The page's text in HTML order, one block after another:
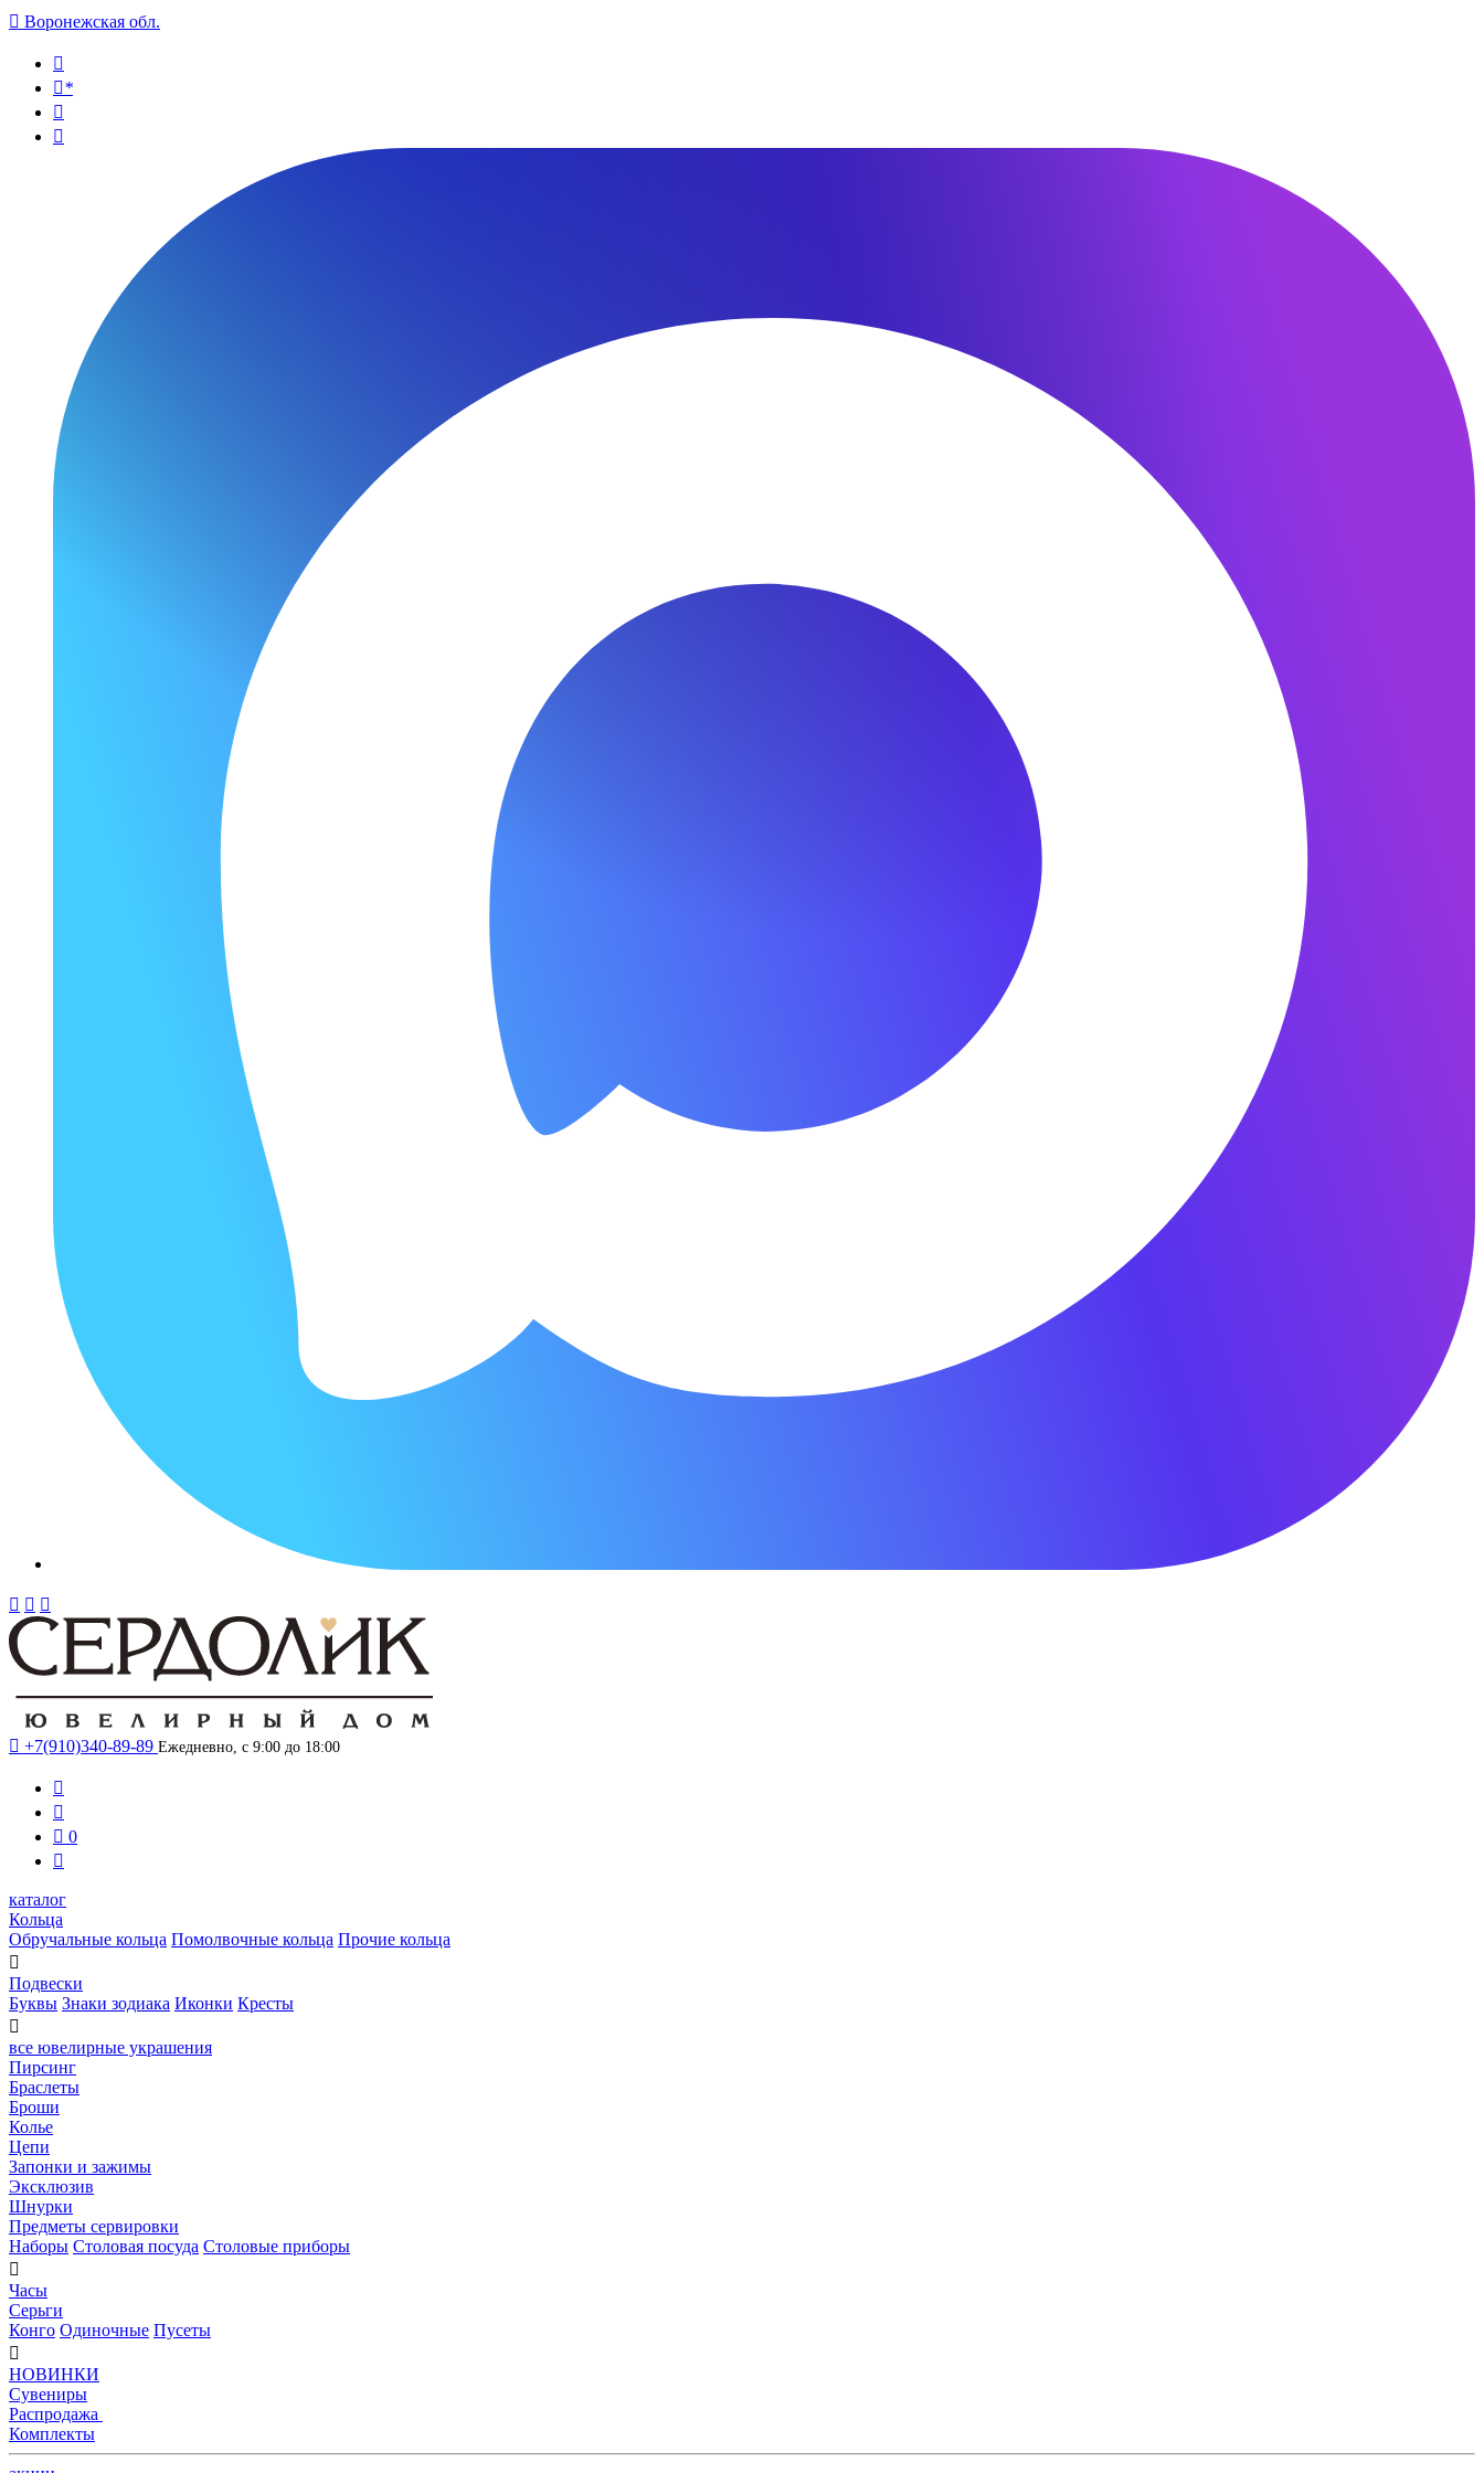
 Воронежская обл.

*


  
 +7(910)340-89-89 Ежедневно, с 9:00 до 18:00


 0

каталог
Кольца
Обручальные кольца Помолвочные кольца Прочие кольца

Подвески
Буквы Знаки зодиака Иконки Кресты

все ювелирные украшения
Пирсинг
Браслеты
Броши
Колье
Цепи
Запонки и зажимы
Эксклюзив
Шнурки
Предметы сервировки
Наборы Столовая посуда Столовые приборы

Часы
Серьги
Конго Одиночные Пусеты

НОВИНКИ
Сувениры
Распродажа
Комплекты